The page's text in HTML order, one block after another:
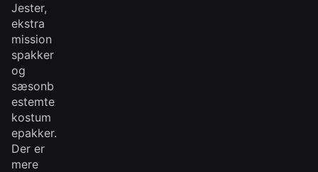
Jester,
ekstra
mission
spakker
og
sæsonb
estemte
kostum
epakker.
Der er
mere